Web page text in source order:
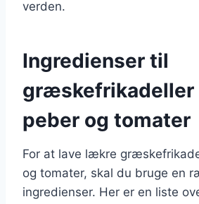
verden.
Ingredienser til
græskefrikadeller
peber og tomater
For at lave lækre
og tomater, skal du bruge en
ingredienser. Her er en liste